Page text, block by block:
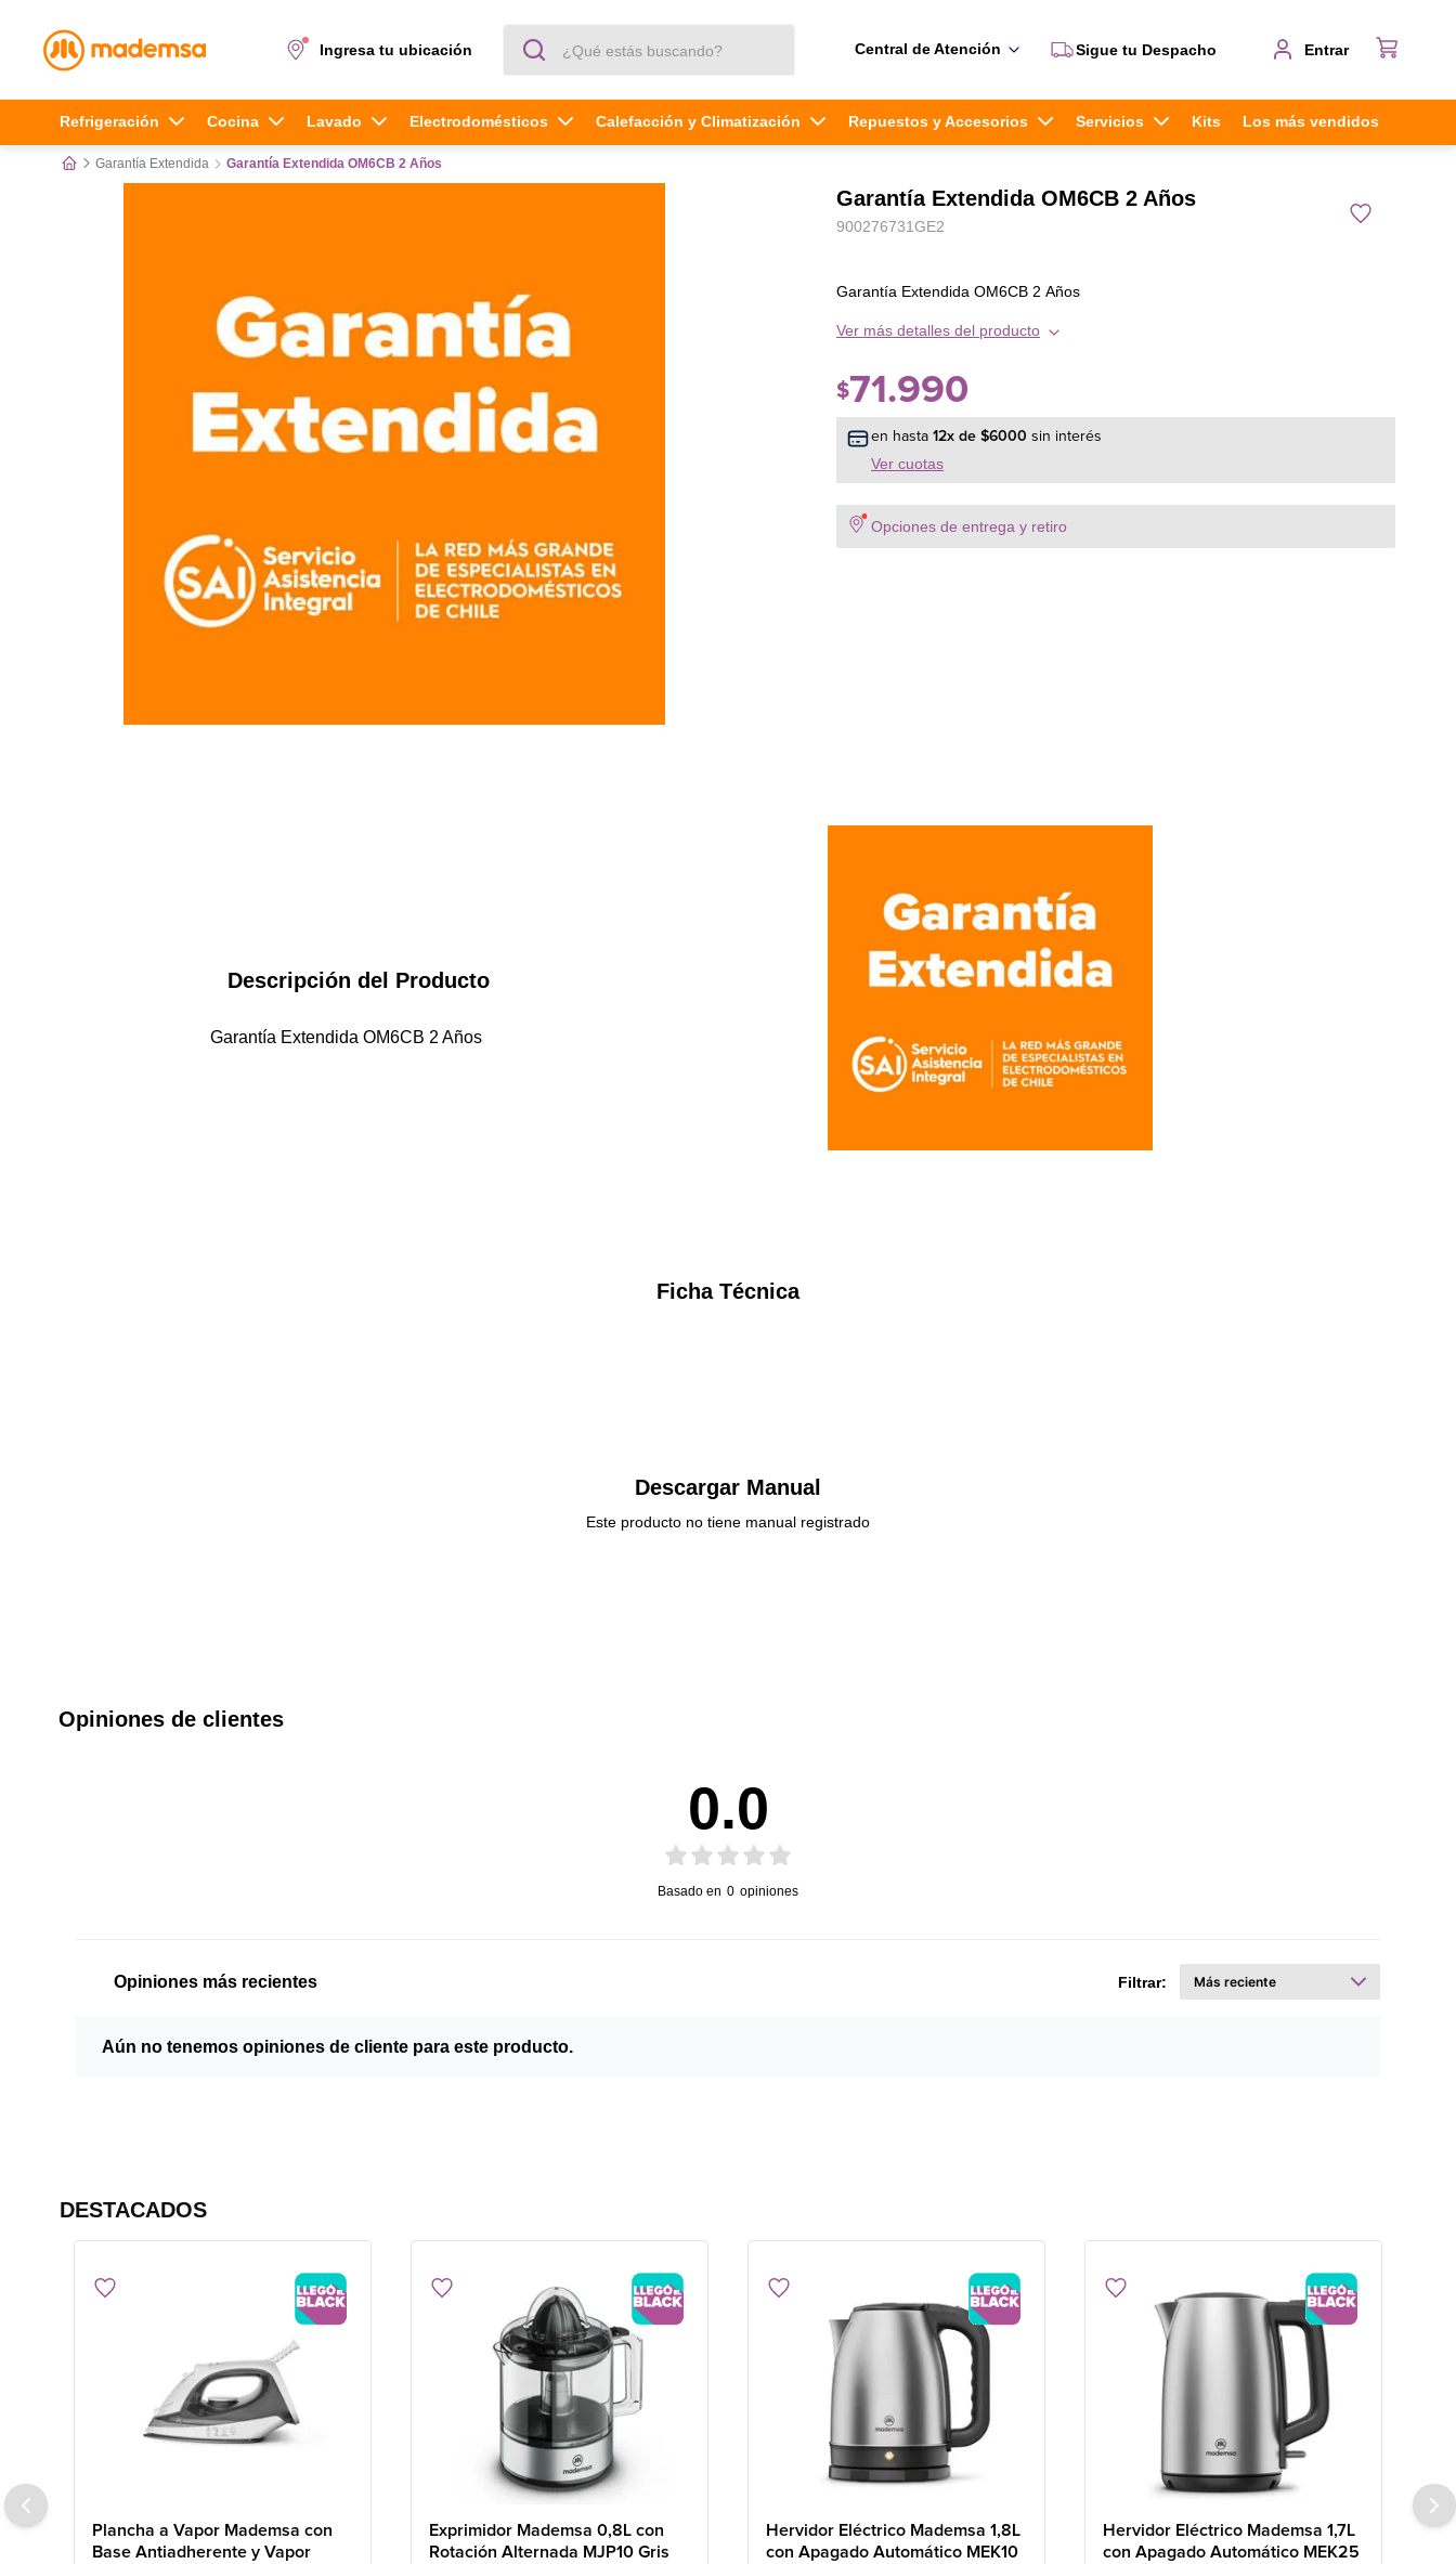
Ingresa tu ubicación
Términos más buscados
1. cocina 4 platos
Central de Atención Sigue tu Despacho Entrar
Refrigeración Cocina Lavado Electrodomésticos Calefacción y Climatización Repuestos y Accesorios Servicios Kits Los más vendidos
Garantía Extendida Garantía Extendida OM6CB 2 Años
Garantía Extendida OM6CB 2 Años
900276731GE2
Garantía Extendida OM6CB 2 Años
Ver más detalles del producto
$71 .990
en hasta 12x de $6000 sin interés
Ver cuotas
Opciones de entrega y retiro
Descripción del Producto
Garantía Extendida OM6CB 2 Años
Ficha Técnica
Descargar Manual
Este producto no tiene manual registrado
Opiniones de clientes
0.0
Basado en 0 opiniones
Opiniones más recientes Filtrar:
Aún no tenemos opiniones de cliente para este producto.
DESTACADOS
Plancha a Vapor Mademsa con
Base Antiadherente y Vapor
Exprimidor Mademsa 0,8L con
Rotación Alternada MJP10 Gris
Hervidor Eléctrico Mademsa 1,8L
con Apagado Automático MEK10
Hervidor Eléctrico Mademsa 1,7L
con Apagado Automático MEK25